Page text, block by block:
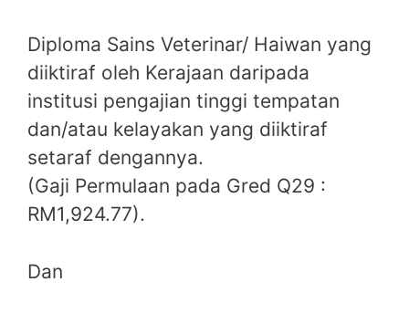
Diploma Sains Veterinar/ Haiwan yang
diiktiraf oleh Kerajaan daripada
institusi pengajian tinggi tempatan
dan/atau kelayakan yang diiktiraf
setaraf dengannya.
(Gaji Permulaan pada Gred Q29 :
RM1,924.77).
Dan